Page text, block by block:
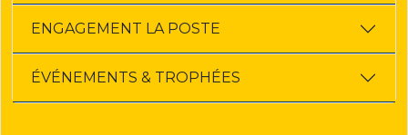
ENGAGEMENT LA POSTE
ÉVÉNEMENTS & TROPHÉES